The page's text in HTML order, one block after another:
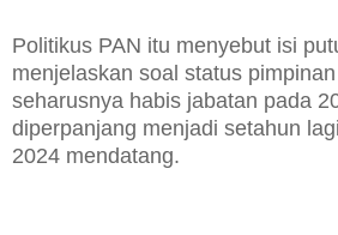
Politikus PAN itu menyebut isi
menjelaskan soal status
seharusnya habis jabatan pada
diperpanjang menjadi setahun
2024 mendatang.